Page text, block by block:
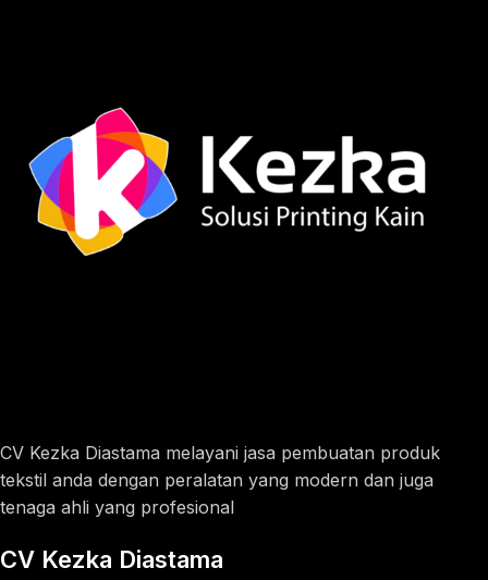
CV Kezka Diastama melayani jasa pembuatan produk
tekstil anda dengan peralatan yang modern dan juga
tenaga ahli yang profesional
CV Kezka Diastama